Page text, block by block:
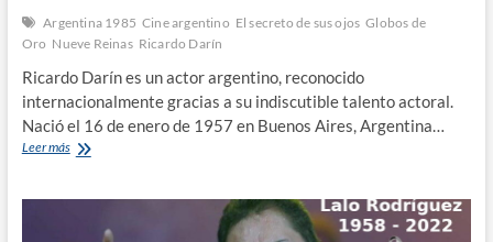
Argentina 1985 Cine argentino El secreto de sus ojos Globos de
Oro Nueve Reinas Ricardo Darín
Ricardo Darín es un actor argentino, reconocido
internacionalmente gracias a su indiscutible talento actoral.
Nació el 16 de enero de 1957 en Buenos Aires, Argentina…
Leer másEl